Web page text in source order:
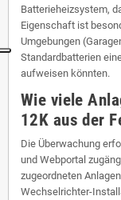
Batterieheizsystem,
Eigenschaft ist
Umgebungen
Standardbatterien
aufweisen könnten.
Wie viele
12K aus der
Die Überwachung
und Webportal
zugeordneten
Wechselrichter-